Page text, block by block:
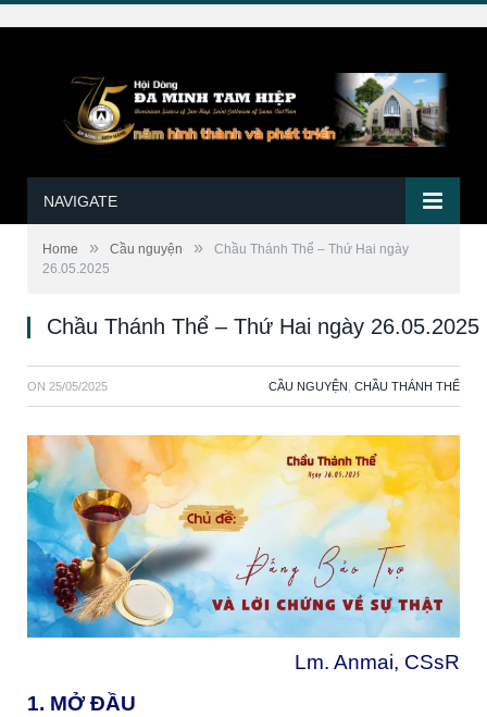
NAVIGATE
Home » Cầu nguyện »
Chầu Thánh Thể – Thứ Hai ngày
26.05.2025
Chầu Thánh Thể – Thứ Hai ngày 26.05.2025
ON 25/05/2025 CẦU NGUYỆN CHẦU THÁNH THỂ
Lm. Anmai, CSsR
1. MỞ ĐẦU